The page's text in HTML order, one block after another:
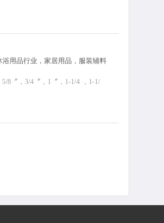
用品行业，家居用品，服装辅料
8〞，3/4〞，1〞，1-1/4 ，1-1/